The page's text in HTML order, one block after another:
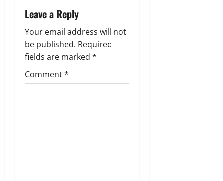
a
v
i
g
Leave a Reply
Your email address will not
be published. Required
fields are marked *
Comment*